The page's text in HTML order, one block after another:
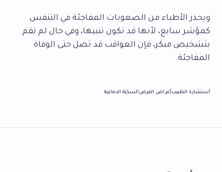
ويحذر الأطباء من الصعوبات المفاجئة في التنفس
كمؤشر سابع، لأنها قد تكون تنبيها، وفي حال لم تقم
بتشخيص مبكر، فإن العواقب قد تصل حتى الوفاة
المفاجئة.
أستشارة الطبيبأعراض المرضالسكتة الدماغية